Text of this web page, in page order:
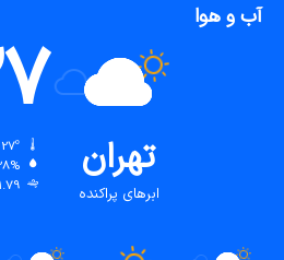
آب و هوا
تهران
ابرهای پراکنده
1.79 کیلومتر/ساعت